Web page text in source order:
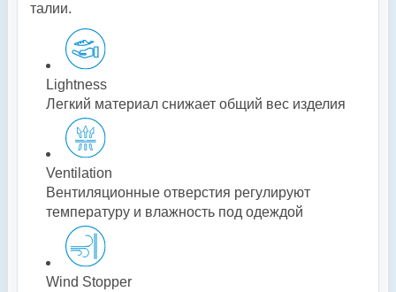
талии.
Lightness
Легкий материал снижает общий вес изделия
Ventilation
Вентиляционные отверстия регулируют
температуру и влажность под одеждой
Wind Stopper